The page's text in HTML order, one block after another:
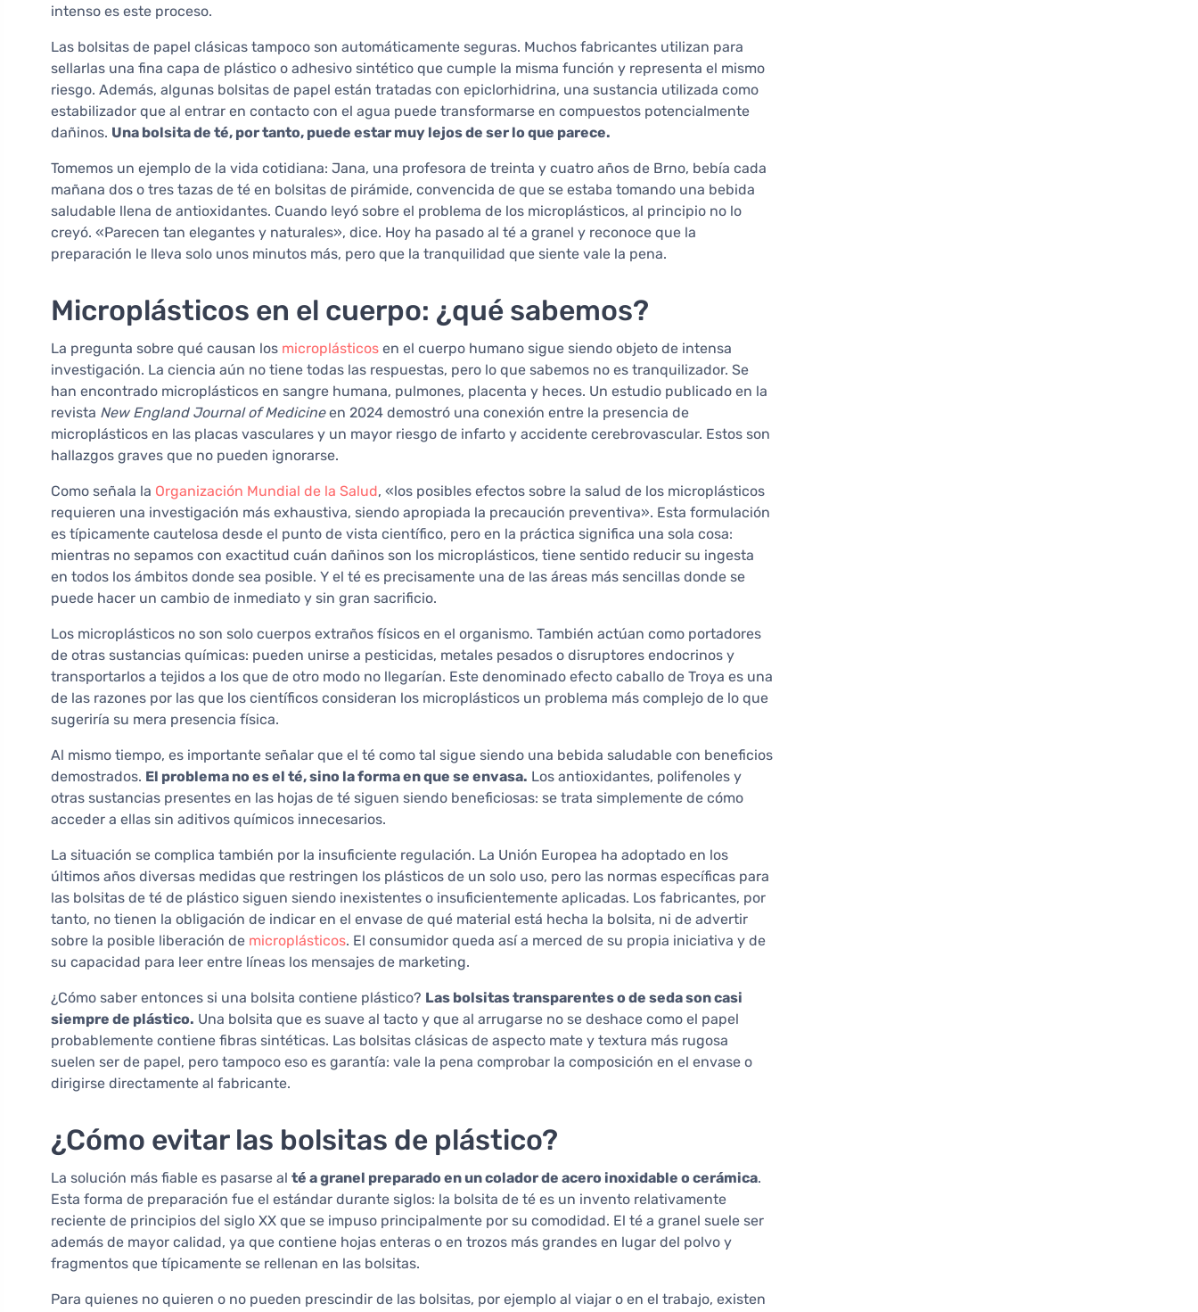
intenso es este proceso.
Las bolsitas de papel clásicas tampoco son automáticamente seguras. Muchos fabricantes utilizan para
sellarlas una fina capa de plástico o adhesivo sintético que cumple la misma función y representa el mismo
riesgo. Además, algunas bolsitas de papel están tratadas con epiclorhidrina, una sustancia utilizada como
estabilizador que al entrar en contacto con el agua puede transformarse en compuestos potencialmente
dañinos. Una bolsita de té, por tanto, puede estar muy lejos de ser lo que parece.
Tomemos un ejemplo de la vida cotidiana: Jana, una profesora de treinta y cuatro años de Brno, bebía cada
mañana dos o tres tazas de té en bolsitas de pirámide, convencida de que se estaba tomando una bebida
saludable llena de antioxidantes. Cuando leyó sobre el problema de los microplásticos, al principio no lo
creyó. «Parecen tan elegantes y naturales», dice. Hoy ha pasado al té a granel y reconoce que la
preparación le lleva solo unos minutos más, pero que la tranquilidad que siente vale la pena.
Microplásticos en el cuerpo: ¿qué sabemos?
La pregunta sobre qué causan los microplásticos en el cuerpo humano sigue siendo objeto de intensa
investigación. La ciencia aún no tiene todas las respuestas, pero lo que sabemos no es tranquilizador. Se
han encontrado microplásticos en sangre humana, pulmones, placenta y heces. Un estudio publicado en la
revista New England Journal of Medicineen 2024 demostró una conexión entre la presencia de
microplásticos en las placas vasculares y un mayor riesgo de infarto y accidente cerebrovascular. Estos son
hallazgos graves que no pueden ignorarse.
Como señala la Organización Mundial de la Salud, «los posibles efectos sobre la salud de los microplásticos
requieren una investigación más exhaustiva, siendo apropiada la precaución preventiva». Esta formulación
es típicamente cautelosa desde el punto de vista científico, pero en la práctica significa una sola cosa:
mientras no sepamos con exactitud cuán dañinos son los microplásticos, tiene sentido reducir su ingesta
en todos los ámbitos donde sea posible. Y el té es precisamente una de las áreas más sencillas donde se
puede hacer un cambio de inmediato y sin gran sacrificio.
Los microplásticos no son solo cuerpos extraños físicos en el organismo. También actúan como portadores
de otras sustancias químicas: pueden unirse a pesticidas, metales pesados o disruptores endocrinos y
transportarlos a tejidos a los que de otro modo no llegarían. Este denominado efecto caballo de Troya es una
de las razones por las que los científicos consideran los microplásticos un problema más complejo de lo que
sugeriría su mera presencia física.
Al mismo tiempo, es importante señalar que el té como tal sigue siendo una bebida saludable con beneficios
demostrados. El problema no es el té, sino la forma en que se envasa. Los antioxidantes, polifenoles y
otras sustancias presentes en las hojas de té siguen siendo beneficiosas: se trata simplemente de cómo
acceder a ellas sin aditivos químicos innecesarios.
La situación se complica también por la insuficiente regulación. La Unión Europea ha adoptado en los
últimos años diversas medidas que restringen los plásticos de un solo uso, pero las normas específicas para
las bolsitas de té de plástico siguen siendo inexistentes o insuficientemente aplicadas. Los fabricantes, por
tanto, no tienen la obligación de indicar en el envase de qué material está hecha la bolsita, ni de advertir
sobre la posible liberación de microplásticos. El consumidor queda así a merced de su propia iniciativa y de
su capacidad para leer entre líneas los mensajes de marketing.
¿Cómo saber entonces si una bolsita contiene plástico? Las bolsitas transparentes o de seda son casi
siempre de plástico. Una bolsita que es suave al tacto y que al arrugarse no se deshace como el papel
probablemente contiene fibras sintéticas. Las bolsitas clásicas de aspecto mate y textura más rugosa
suelen ser de papel, pero tampoco eso es garantía: vale la pena comprobar la composición en el envase o
dirigirse directamente al fabricante.
¿Cómo evitar las bolsitas de plástico?
La solución más fiable es pasarse al té a granel preparado en un colador de acero inoxidable o cerámica.
Esta forma de preparación fue el estándar durante siglos: la bolsita de té es un invento relativamente
reciente de principios del siglo XX que se impuso principalmente por su comodidad. El té a granel suele ser
además de mayor calidad, ya que contiene hojas enteras o en trozos más grandes en lugar del polvo y
fragmentos que típicamente se rellenan en las bolsitas.
Para quienes no quieren o no pueden prescindir de las bolsitas, por ejemplo al viajar o en el trabajo, existen